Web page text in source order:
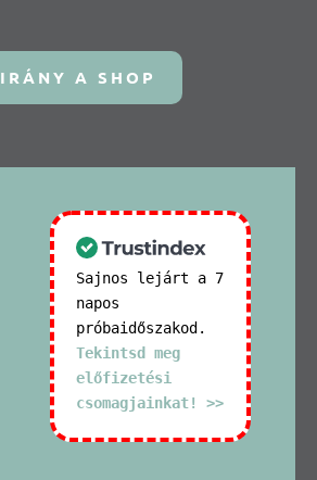
IRÁNY A SHOP
Sajnos lejárt a 7
napos
próbaidőszakod.
Tekintsd meg
előfizetési
csomagjainkat! >>